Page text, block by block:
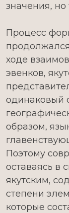
значения,
Процесс
ходе
эвенков,
одинаковый
образом,
Поэтому
оставаясь в
якутским,
степени
которые